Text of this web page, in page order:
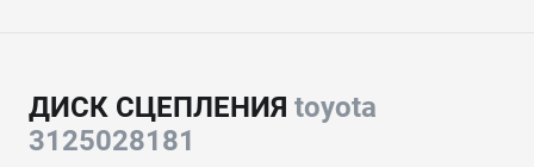
ДИСК СЦЕПЛЕНИЯ toyota
3125028181